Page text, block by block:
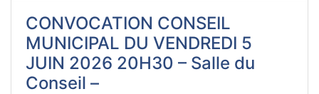
CONVOCATION CONSEIL
MUNICIPAL DU VENDREDI 5
JUIN 2026 20H30 – Salle du
Conseil –